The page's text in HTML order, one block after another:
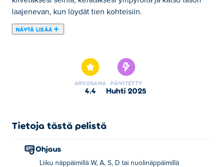
laajenevan, kun löydät tien kohteisiin.
NÄYTÄ LISÄÄ
ARVOSANA
4.4
PÄIVITETTY
huhti 2025
Tietoja tästä pelistä
Ohjaus
Liiku näppäimillä W, A, S, D tai nuolinäppäimillä